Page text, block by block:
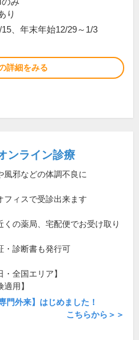
り
、年末年始12/29～1/3
詳細をみる
ンライン診療
風邪などの体調不良に
フィスで受診出来ます
くの薬局、宅配便でお受け取り
・診断書も発行可
・全国エリア】
適用】
門外来】はじめました！
こちらから＞＞